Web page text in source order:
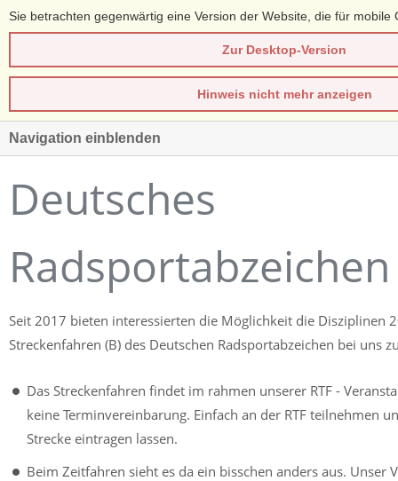
Sie betrachten gegenwärtig eine Version der Website, die für mobile
Zur Desktop-Version
Hinweis nicht mehr anzeigen
Navigation einblenden
Deutsches
Radsportabzeichen
Seit 2017 bieten interessierten die Möglichkeit die Disziplinen
Streckenfahren (B) des Deutschen Radsportabzeichen bei uns
Das Streckenfahren findet im rahmen unserer RTF -
keine Terminvereinbarung. Einfach an der RTF teilnehmen
Strecke eintragen lassen.
Beim Zeitfahren sieht es da ein bisschen anders aus. Unser